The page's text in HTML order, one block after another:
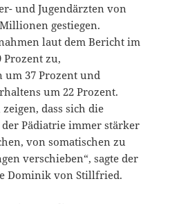
und Jugendärzten von
gestiegen.
laut dem Bericht im
Prozent zu,
37 Prozent und
um 22 Prozent.
dass sich die
Pädiatrie immer stärker
von somatischen zu
verschieben“, sagte der
Dominik von Stillfried.